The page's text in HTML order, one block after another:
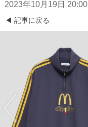
2023年10月19日 20:00
◀ 記事に戻る